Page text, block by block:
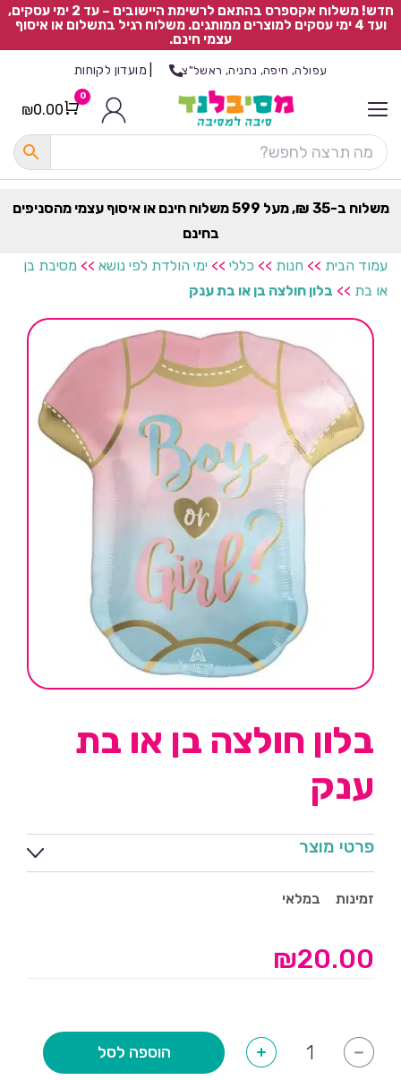
חדש! משלוח אקספרס בהתאם לרשימת היישובים – עד 2 ימי עסקים,
ועד 4 ימי עסקים למוצרים ממותגים. משלוח רגיל בתשלום או איסוף
עצמי חינם.
עפולה, חיפה, נתניה, ראשל"צ מועדון לקוחות
Cart
0
₪0.00
משלוח ב-35 ₪, מעל 599 משלוח חינם או איסוף עצמי מהסניפים
בחינם
עמוד הבית >> חנות >> כללי >> ימי הולדת לפי נושא >> מסיבת בן
או בת >> בלון חולצה בן או בת ענק
בלון חולצה בן או בת
ענק
פרטי מוצר
זמינות במלאי
₪20.00
-
של
+ הוספה לסל